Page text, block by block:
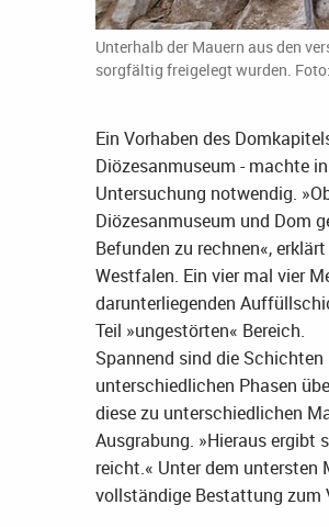
Unterhalb der Mauern aus den
sorgfältig freigelegt wurden.
Ein Vorhaben des
Diözesanmuseum - machte
Untersuchung notwendig.
Diözesanmuseum und Dom
Befunden zu rechnen«,
Westfalen. Ein vier mal vier
darunterliegenden
Teil »ungestörten« Bereich.
Spannend sind die
unterschiedlichen Phasen
diese zu unterschiedlichen
Ausgrabung. »Hieraus ergibt
reicht.« Unter dem untersten
vollständige Bestattung zum